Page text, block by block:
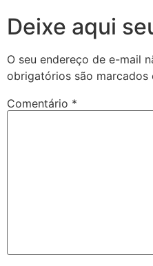
Deixe aqui
O seu endereço de e-mail
obrigatórios são marcados
Comentário *